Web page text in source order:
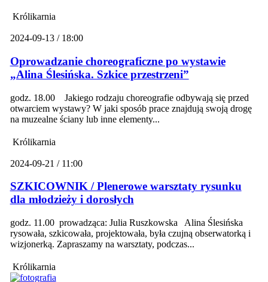
Królikarnia
2024-09-13 / 18:00
Oprowadzanie choreograficzne po wystawie
„Alina Ślesińska. Szkice przestrzeni”
godz. 18.00 Jakiego rodzaju choreografie odbywają się przed
otwarciem wystawy? W jaki sposób prace znajdują swoją drogę
na muzealne ściany lub inne elementy...
Królikarnia
2024-09-21 / 11:00
SZKICOWNIK / Plenerowe warsztaty rysunku
dla młodzieży i dorosłych
godz. 11.00 prowadząca: Julia Ruszkowska Alina Ślesińska
rysowała, szkicowała, projektowała, była czujną obserwatorką i
wizjonerką. Zapraszamy na warsztaty, podczas...
Królikarnia